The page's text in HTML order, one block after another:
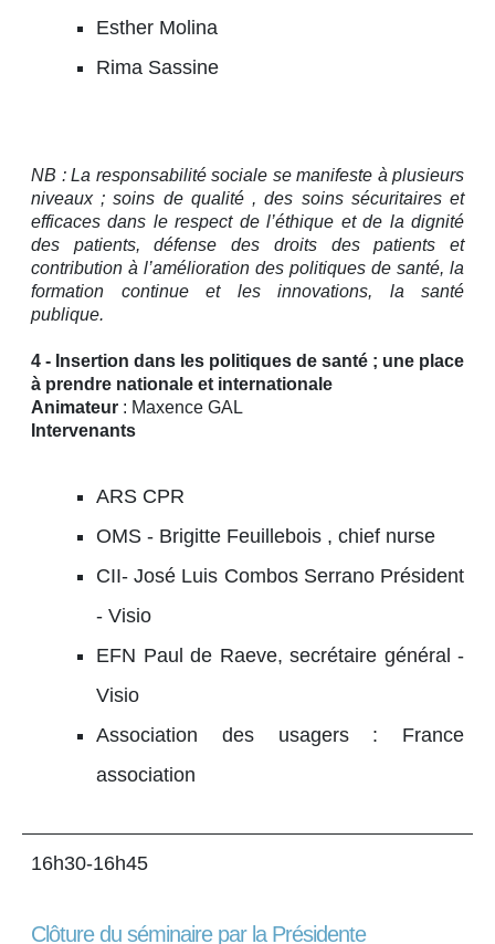
Esther Molina
Rima Sassine
NB : La responsabilité sociale se manifeste à plusieurs
niveaux ; soins de qualité , des soins sécuritaires et
efficaces dans le respect de l’éthique et de la dignité
des patients, défense des droits des patients et
contribution à l’amélioration des politiques de santé, la
formation continue et les innovations, la santé
publique.
4 - Insertion dans les politiques de santé ; une place
à prendre nationale et internationale
Animateur : Maxence GAL
Intervenants
ARS CPR
OMS - Brigitte Feuillebois , chief nurse
CII- José Luis Combos Serrano Président
- Visio
EFN Paul de Raeve, secrétaire général -
Visio
Association des usagers : France
association
16h30-16h45
Clôture du séminaire par la Présidente